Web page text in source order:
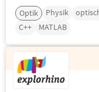
Optik Physik
C++
MATLAB